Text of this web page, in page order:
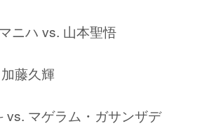
ニハ vs. 山本聖悟
藤久輝
vs. マゲラム・ガサンザデ